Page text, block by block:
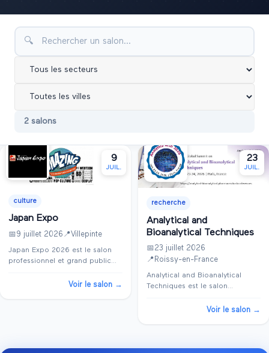
🔍
2 salons
9
JUIL.
culture
Japan Expo
📅9 juillet 2026 📍Villepinte
Japan Expo 2026 est le salon
professionnel et grand public
japonaise, comprenant des
Voir le salon →
23
JUIL.
recherche
Analytical and
Bioanalytical Techniques
📅 23 juillet 2026
📍 Roissy-en-France
Analytical and Bioanalytical
Techniques est le salon
la recherche en techniques
Voir le salon →